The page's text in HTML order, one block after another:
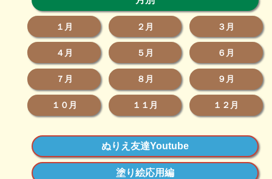
１月 ２月 ３月
４月 ５月 ６月
７月 ８月 ９月
１０月 １１月 １２月
ぬりえ友達Youtube
塗り絵応用編